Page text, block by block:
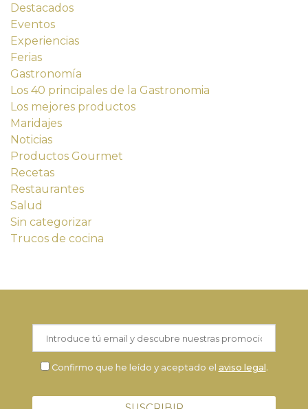
Destacados
Eventos
Experiencias
Ferias
Gastronomía
Los 40 principales de la Gastronomia
Los mejores productos
Maridajes
Noticias
Productos Gourmet
Recetas
Restaurantes
Salud
Sin categorizar
Trucos de cocina
Confirmo que he leído y aceptado el aviso legal.